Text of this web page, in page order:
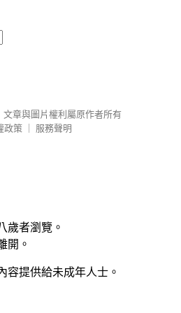
文章與圖片權利屬原作者所有
政策
服務聲明
歲者瀏覽。
開。
容提供給未成年人士。